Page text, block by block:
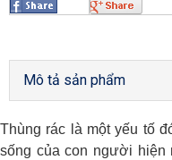
Mô tả sản phẩm
Thùng rác là một yếu tố
sống của con người hiện